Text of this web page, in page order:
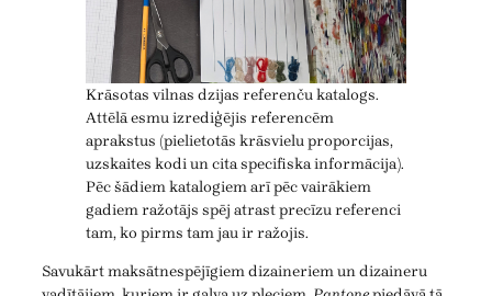
Krāsotas vilnas dzijas referenču katalogs.
Attēlā esmu izrediģējis referencēm
aprakstus (pielietotās krāsvielu proporcijas,
uzskaites kodi un cita specifiska informācija).
Pēc šādiem katalogiem arī pēc vairākiem
gadiem ražotājs spēj atrast precīzu referenci
tam, ko pirms tam jau ir ražojis.
Savukārt maksātnespējīgiem dizaineriem un dizaineru